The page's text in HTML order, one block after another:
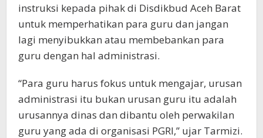
instruksi kepada pihak di Disdikbud Aceh Barat
untuk memperhatikan para guru dan jangan
lagi menyibukkan atau membebankan para
guru dengan hal administrasi.
“Para guru harus fokus untuk mengajar, urusan
administrasi itu bukan urusan guru itu adalah
urusannya dinas dan dibantu oleh perwakilan
guru yang ada di organisasi PGRI,” ujar Tarmizi.